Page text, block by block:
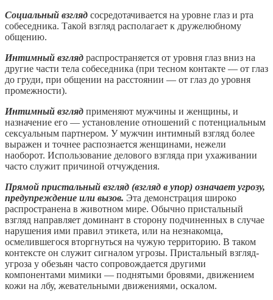
Социальный взгляд сосредотачивается на уровне глаз и рта
собеседника. Такой взгляд располагает к дружелюбному
общению.
Интимный взгляд распространяется от уровня глаз вниз на
другие части тела собеседника (при тесном контакте — от глаз
до груди, при общении на расстоянии — от глаз до уровня
промежности).
Интимный взгляд применяют мужчины и женщины, и
назначение его — установление отношений с потенциальным
сексуальным партнером. У мужчин интимный взгляд более
выражен и точнее распознается женщинами, нежели
наоборот. Использование делового взгляда при ухаживании
часто служит причиной отчуждения.
Прямой пристальный взгляд (взгляд в упор) означает угрозу,
предупреждение или вызов. Эта демонстрация широко
распространена в животном мире. Обычно пристальный
взгляд направляет доминант в сторону подчиненных в случае
нарушения ими правил этикета, или на незнакомца,
осмелившегося вторгнуться на чужую территорию. В таком
контексте он служит сигналом угрозы. Пристальный взгляд-
угроза у обезьян часто сопровождается другими
компонентами мимики — поднятыми бровями, движением
кожи на лбу, жевательными движениями, оскалом.